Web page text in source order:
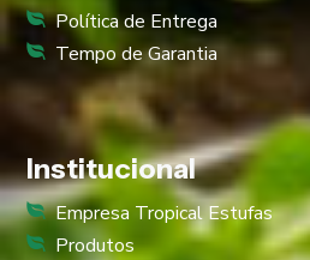
Política de Entrega
Tempo de Garantia
Institucional
Empresa Tropical Estufas
Produtos